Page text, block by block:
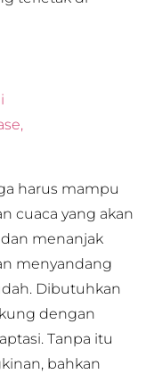
harus mampu
cuaca yang akan
menanjak
menyandang
Dibutuhkan
dengan
Tanpa itu
bahkan